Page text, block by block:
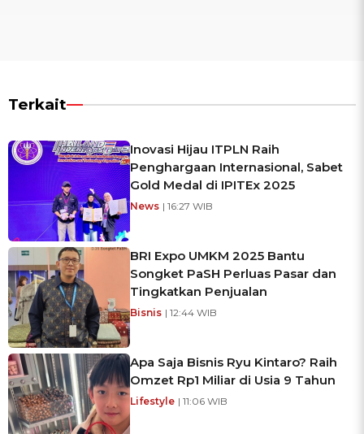
Terkait
Inovasi Hijau ITPLN Raih
Penghargaan Internasional, Sabet
Gold Medal di IPITEx 2025
News | 16:27 WIB
BRI Expo UMKM 2025 Bantu
Songket PaSH Perluas Pasar dan
Tingkatkan Penjualan
Bisnis | 12:44 WIB
Apa Saja Bisnis Ryu Kintaro? Raih
Omzet Rp1 Miliar di Usia 9 Tahun
Lifestyle | 11:06 WIB